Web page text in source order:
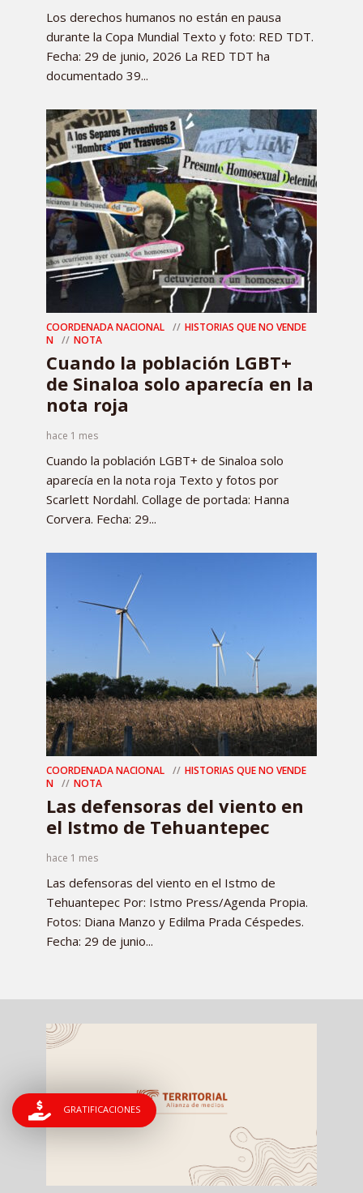
Los derechos humanos no están en pausa
durante la Copa Mundial Texto y foto: RED TDT.
Fecha: 29 de junio, 2026 La RED TDT ha
documentado 39...
COORDENADA NACIONAL
HISTORIAS QUE NO VENDE
N
NOTA
Cuando la población LGBT+
de Sinaloa solo aparecía en la
nota roja
hace 1 mes
Cuando la población LGBT+ de Sinaloa solo
aparecía en la nota roja Texto y fotos por
Scarlett Nordahl. Collage de portada: Hanna
Corvera. Fecha: 29...
COORDENADA NACIONAL
HISTORIAS QUE NO VENDE
N
NOTA
Las defensoras del viento en
el Istmo de Tehuantepec
hace 1 mes
Las defensoras del viento en el Istmo de
Tehuantepec Por: Istmo Press/Agenda Propia.
Fotos: Diana Manzo y Edilma Prada Céspedes.
Fecha: 29 de junio...
GRATIFICACIONES